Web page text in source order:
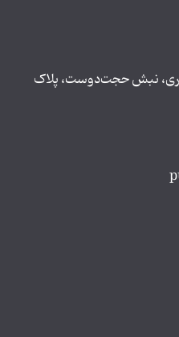
نبش حجت‌دوست، پلاک